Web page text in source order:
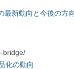
最新動向と今後の方
bridge/
化の動向